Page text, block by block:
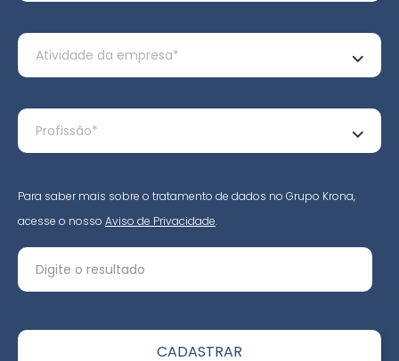
Para saber mais sobre o tratamento de dados no Grupo Krona,
acesse o nosso Aviso de Privacidade.